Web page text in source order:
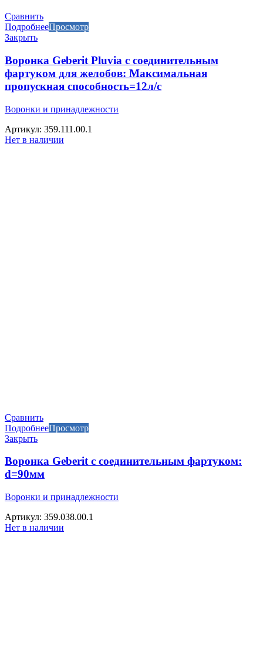
Сравнить
ПодробнееПросмотр
Закрыть
Воронка Geberit Pluvia с соединительным
фартуком для желобов: Максимальная
пропускная способность=12л/с
Воронки и принадлежности
Артикул: 359.111.00.1
Нет в наличии
Сравнить
ПодробнееПросмотр
Закрыть
Воронка Geberit с соединительным фартуком:
d=90мм
Воронки и принадлежности
Артикул: 359.038.00.1
Нет в наличии